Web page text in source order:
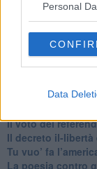
Personal
Data
​Il Nobel per la
problema!
​Alessandro
​Hilsenrath e le 9
Americanismo"
Il mito della
​Il voto del
Il decreto il-libertà
Tu vuo’ fa
La poesia contro